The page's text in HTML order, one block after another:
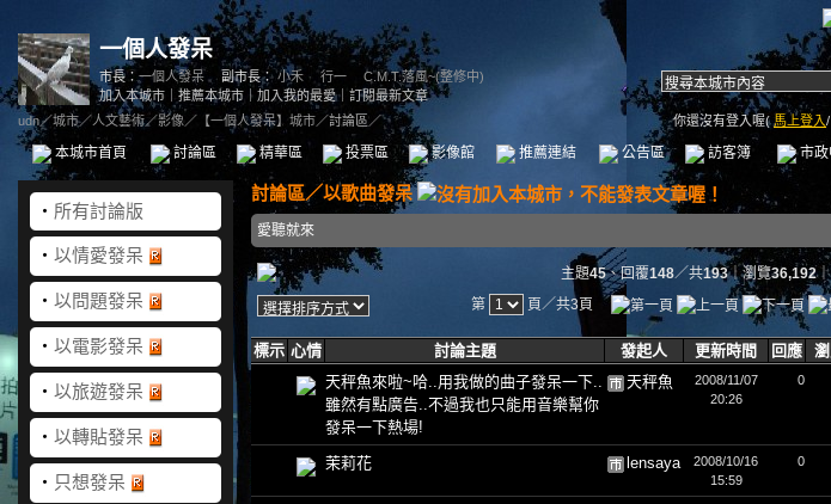
一個人發呆
市長： 一個人發呆 副市長： 小禾 、行一
C.M.T.落風~(整修中)
加入本城市
推薦本城市 ｜ 加入我的最愛｜ 訂閱最新文章
udn／城市／人文藝術／影像 ／ 【一個人發呆】城市／討論區／ 你還沒有登入喔(馬上登入/
本城市首頁 討論區 精華區 投票區 影像館 推薦連結 公告區 訪客簿 市政
‧ 所有討論版
‧ 以情愛發呆
‧ 以問題發呆
‧ 以電影發呆
‧ 以旅遊發呆
‧ 以轉貼發呆
‧ 只想發呆
討論區／以歌曲發呆
愛聽就來
主題45、回覆148／共193｜瀏覽36,192
第
頁／共3頁
標示 心情 討論主題 發起人 更新時間 回應
天秤魚來啦~哈..用我做的曲子發呆一下..
雖然有點廣告..不過我也只能用音樂幫你
發呆一下熱場!
天秤魚
2008/11/07
20:26
0
茉莉花 lensaya
2008/10/16
15:59
0